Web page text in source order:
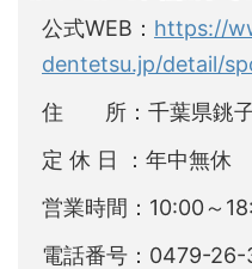
公式WEB： https://
dentetsu.jp/detail/
住 所：千葉県銚子
定 休 日 ：年中無休
営業時間：10:00～
電話番号：0479-